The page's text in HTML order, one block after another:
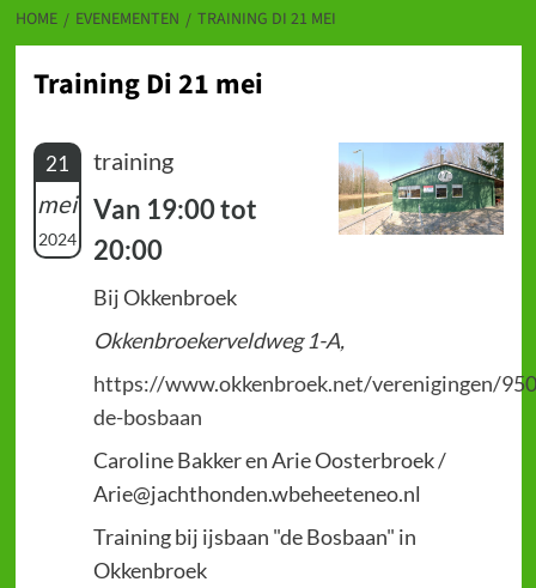
HOME EVENEMENTEN TRAINING DI 21 MEI
Training Di 21 mei
21
mei
2024
training
Van 19:00 tot
20:00
Bij Okkenbroek
Okkenbroekerveldweg 1-A,
https://www.okkenbroek.net/verenigingen/
de-bosbaan
Caroline Bakker en Arie Oosterbroek /
Arie@jachthonden.wbeheeteneo.nl
Training bij ijsbaan "de Bosbaan" in
Okkenbroek